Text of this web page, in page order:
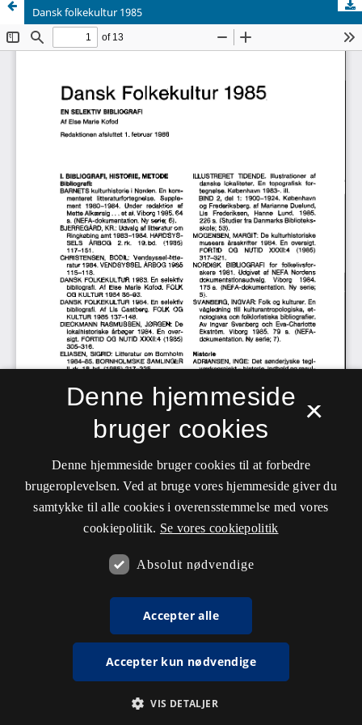
Dansk folkekultur 1985
×
Denne hjemmeside
bruger cookies
Denne hjemmeside bruger cookies til at forbedre
brugeroplevelsen. Ved at bruge vores hjemmeside giver du
samtykke til alle cookies i overensstemmelse med vores
cookiepolitik. Se vores cookiepolitik
Absolut nødvendige
Accepter alle
Accepter kun nødvendige
VIS DETALJER